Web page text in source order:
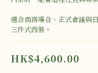
適合商務場合、正式會議與
三件式西裝。
HK$4,600.00